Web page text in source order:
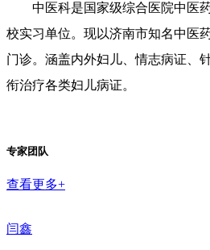
中医科是国家级综合医院中医
校实习单位。现以济南市知名中医
门诊。涵盖内外妇儿、情志病证、
衔治疗各类妇儿病证。
专家团队
查看更多+
闫鑫